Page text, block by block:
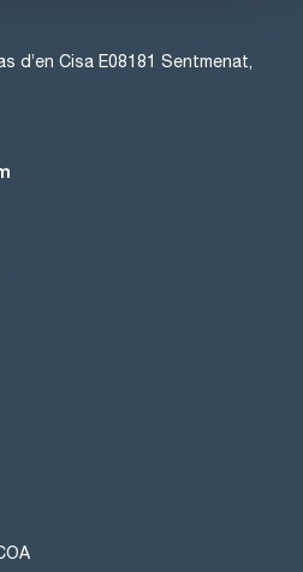
d’en Cisa E08181 Sentmenat,